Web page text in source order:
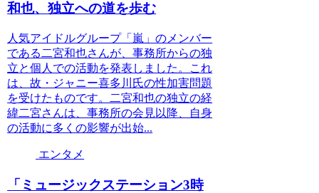
和也、独立への道を歩む
人気アイドルグループ「嵐」のメンバー
である二宮和也さんが、事務所からの独
立と個人での活動を発表しました。これ
は、故・ジャニー喜多川氏の性加害問題
を受けたものです。二宮和也の独立の経
緯二宮さんは、事務所の会見以降、自身
の活動に多くの影響が出始...
エンタメ
「ミュージックステーション3時